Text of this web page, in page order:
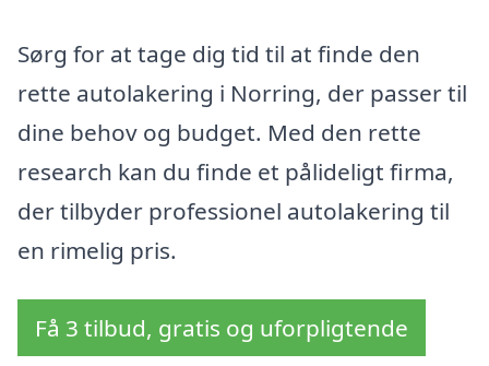
Sørg for at tage dig tid til at finde den
rette autolakering i Norring, der passer til
dine behov og budget. Med den rette
research kan du finde et pålideligt firma,
der tilbyder professionel autolakering til
en rimelig pris.
Få 3 tilbud, gratis og uforpligtende